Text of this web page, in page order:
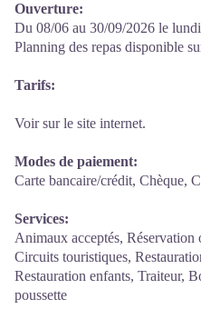
Ouverture:
Du 08/06 au 30/09/2026 le
Planning des repas disponible
Tarifs:
Voir sur le site internet.
Modes de paiement:
Carte bancaire/crédit, Chèque,
Services:
Animaux acceptés,
Circuits touristiques,
Restauration enfants, Traiteur,
poussette